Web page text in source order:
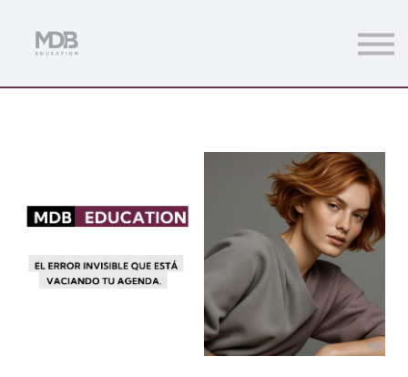
Únete a MDb Pro